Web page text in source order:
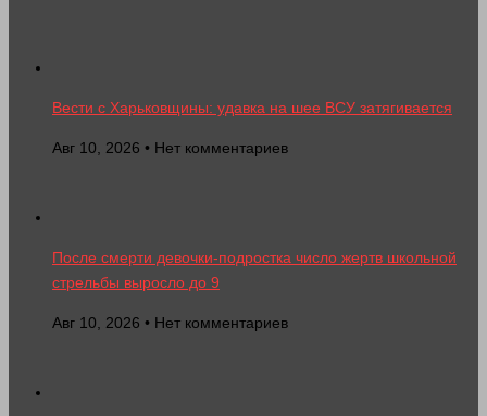
Вести с Харьковщины: удавка на шее ВСУ затягивается
Авг 10, 2026 • Нет комментариев
После смерти девочки-подростка число жертв школьной
стрельбы выросло до 9
Авг 10, 2026 • Нет комментариев